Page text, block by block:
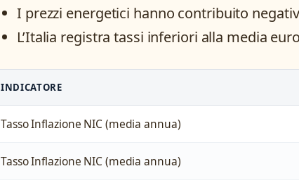
I prezzi energetici hanno contribuito
L’Italia registra tassi inferiori alla media
INDICATORE
Tasso Inflazione NIC (media annua)
Tasso Inflazione NIC (media annua)